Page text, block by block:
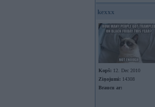
kexxx
Kopš: 12. Dec 2010
Ziņojumi: 14308
Braucu ar: